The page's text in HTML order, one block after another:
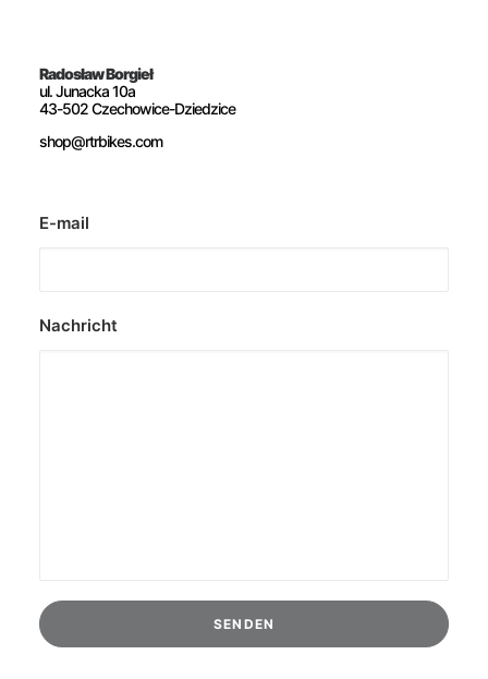
Radosław Borgieł
ul. Junacka 10a
43-502 Czechowice-Dziedzice
shop@rtrbikes.com
E-mail
Nachricht